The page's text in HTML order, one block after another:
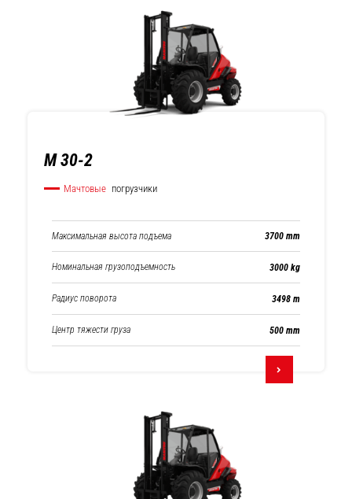
M 30-2
Мачтовые погрузчики
Максимальная высота подъема 3700 mm
Номинальная грузоподъемность 3000 kg
Радиус поворота 3498 m
Центр тяжести груза 500 mm